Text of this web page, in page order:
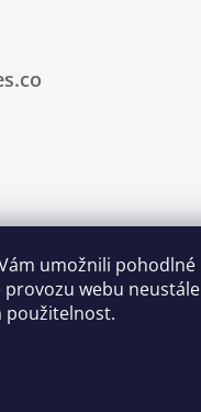
umožnili pohodlné
webu neustále
použitelnost.